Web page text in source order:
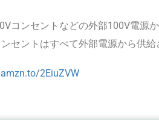
コンセントなどの外部100V電源
セントはすべて外部電源から供
2EiuZVW